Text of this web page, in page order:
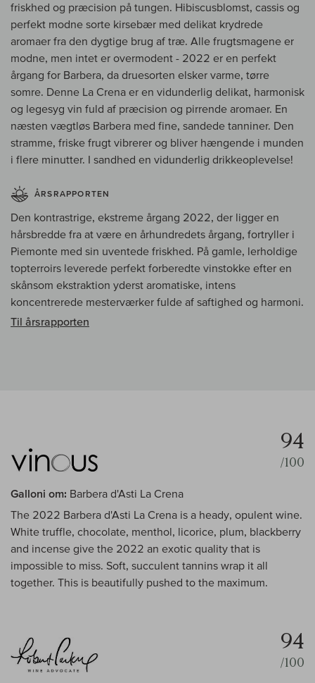
friskhed og præcision på tungen. Hibiscusblomst, cassis og
perfekt modne sorte kirsebær med delikat krydrede
aromaer fra den dygtige brug af træ. Alle frugtsmagene er
modne, men intet er overmodent - 2022 er en perfekt
årgang for Barbera, da druesorten elsker varme, tørre
somre. Denne La Crena er en vidunderlig delikat, harmonisk
og legesyg vin fuld af præcision og pirrende aromaer. En
næsten vægtløs Barbera med fine, sandede tanniner. Den
stramme, friske frugt vibrerer og bliver hængende i munden
i flere minutter. I sandhed en vidunderlig drikkeoplevelse!
ÅRSRAPPORTEN
Den kontrastrige, ekstreme årgang 2022, der ligger en
hårsbredde fra at være en århundredets årgang, fortryller i
Piemonte med sin uventede friskhed. På gamle, lerholdige
topterroirs leverede perfekt forberedte vinstokke efter en
skånsom ekstraktion yderst aromatiske, intens
koncentrerede mesterværker fulde af saftighed og harmoni.
Til årsrapporten
94
/100
Galloni om: Barbera d'Asti La Crena
The 2022 Barbera d'Asti La Crena is a heady, opulent wine.
White truffle, chocolate, menthol, licorice, plum, blackberry
and incense give the 2022 an exotic quality that is
impossible to miss. Soft, succulent tannins wrap it all
together. This is beautifully pushed to the maximum.
94
/100